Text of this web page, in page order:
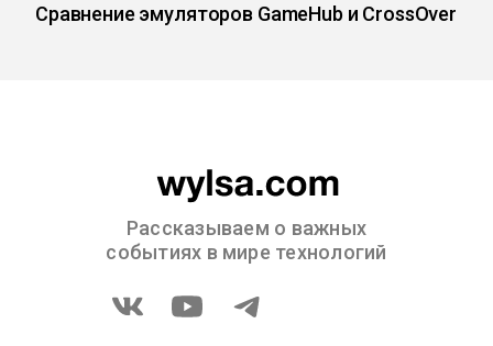
Сравнение эмуляторов GameHub и CrossOver
Рассказываем о важных
событиях в мире технологий